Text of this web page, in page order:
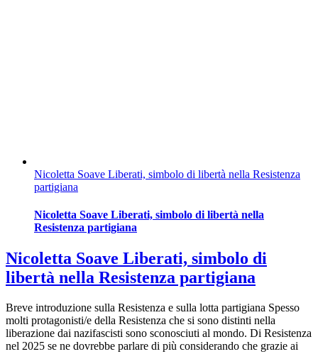
Nicoletta Soave Liberati, simbolo di libertà nella Resistenza
partigiana
Nicoletta Soave Liberati, simbolo di libertà nella
Resistenza partigiana
Nicoletta Soave Liberati, simbolo di
libertà nella Resistenza partigiana
Breve introduzione sulla Resistenza e sulla lotta partigiana Spesso
molti protagonisti/e della Resistenza che si sono distinti nella
liberazione dai nazifascisti sono sconosciuti al mondo. Di Resistenza
nel 2025 se ne dovrebbe parlare di più considerando che grazie ai